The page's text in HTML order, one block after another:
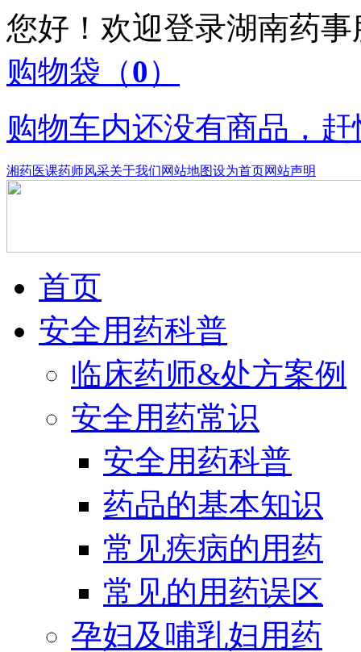
您好！欢迎登录湖南药
购物袋 （0）
购物车内还没有商品，
湘药医课药师风采关于我们网站地图设为首页网站声明
首页
安全用药科普
临床药师&处方案例
安全用药常识
安全用药科普
药品的基本知识
常见疾病的用药
常见的用药误区
孕妇及哺乳妇用药